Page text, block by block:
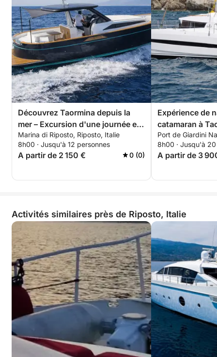
Découvrez Taormina depuis la
mer – Excursion d'une journée en
bateau à la découverte des
grottes et des baies
Marina di Riposto, Riposto, Italie
8h00 · Jusqu'à 12 personnes
A partir de 2 150 € 0 (0)
Expérience de
catamaran à
Port de Giardini
8h00 · Jusqu'à
A partir de 3
Activités similaires près de Riposto, Italie